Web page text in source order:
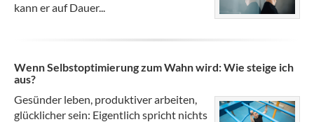
kann er auf Dauer...
Wenn Selbstoptimierung zum Wahn wird: Wie steige ich
aus?
Gesünder leben, produktiver arbeiten,
glücklicher sein: Eigentlich spricht nichts